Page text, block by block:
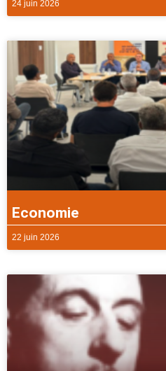
24 juin 2026
Economie
22 juin 2026